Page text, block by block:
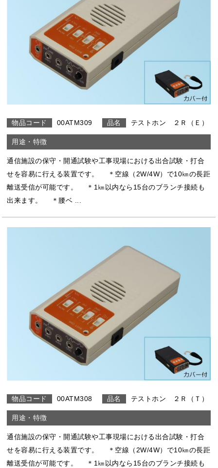
00ATM309 テストホン ２Ｒ（Ｅ）
通信施設の保守・開通試験や工事現場における出合試験・打合
せを容易に行える装置です。 ＊空線（2W/4W）で10㎞の長距
離送受信が可能です。 ＊1㎞以内なら15台のブランチ接続も
出来ます。 ＊腰ベ ...
00ATM308 テストホン ２Ｒ（Ｔ）
通信施設の保守・開通試験や工事現場における出合試験・打合
せを容易に行える装置です。 ＊空線（2W/4W）で10㎞の長距
離送受信が可能です。 ＊1㎞以内なら15台のブランチ接続も